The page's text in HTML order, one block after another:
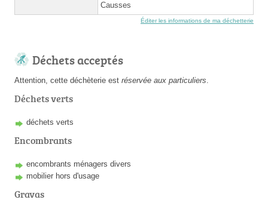
Causses
Éditer les informations de ma déchetterie
Déchets acceptés
Attention, cette déchèterie est réservée aux particuliers.
Déchets verts
déchets verts
Encombrants
encombrants ménagers divers
mobilier hors d'usage
Gravas